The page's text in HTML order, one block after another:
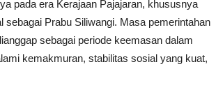
pada era Kerajaan Pajajaran, khususnya
sebagai Prabu Siliwangi. Masa pemerintahan
sebagai periode keemasan dalam
kemakmuran, stabilitas sosial yang kuat,